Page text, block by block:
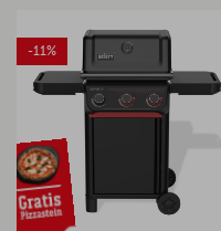
-11%